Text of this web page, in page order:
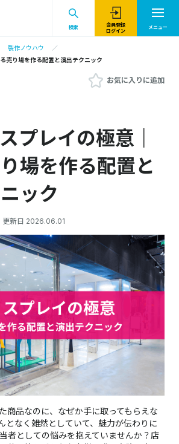
検索
会員登録
ログイン
メニュー
製作ノウハウ
売り場を作る配置と演出テクニック
お気に入りに追加
プレイの極意｜
場を作る配置と
ック
更新日 2026.06.01
商品なのに、なぜか手に取ってもらえな
となく雑然としていて、魅力が伝わりに
者としての悩みを抱えていませんか？店